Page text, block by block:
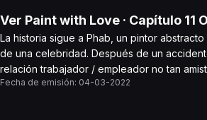
Ver Paint with Love · Capítulo 11
La historia sigue a Phab, un pintor
de una celebridad. Después de un
relación trabajador / empleador no tan
Fecha de emisión: 04-03-2022